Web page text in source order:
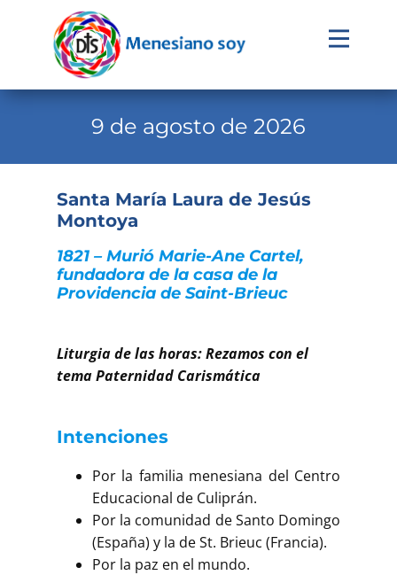
Evangelio
Institucional
Familia Menesiana
Pastoral Vocacional
Contacto
9 de agosto de 2026
Santa María Laura de Jesús
Montoya
1821 – Murió Marie-Ane Cartel,
fundadora de la casa de la
Providencia de Saint-Brieuc
Liturgia de las horas: Rezamos con el
tema Paternidad Carismática
Intenciones
Por la familia menesiana del Centro
Educacional de Culiprán.
Por la comunidad de Santo Domingo
(España) y la de St. Brieuc (Francia).
Por la paz en el mundo.